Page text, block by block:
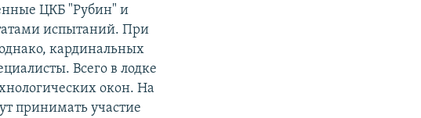
ЦКБ "Рубин" и
испытаний. При
кардинальных
Всего в лодке
окон. На
принимать участие